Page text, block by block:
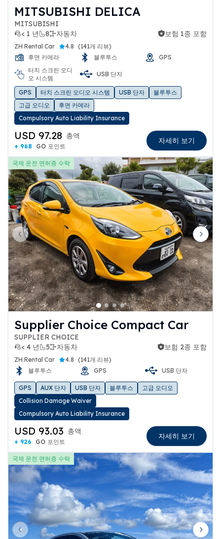
MITSUBISHI DELICA
MITSUBISHI
< 1 년
8 자동차
보험 1종 포함 보험 1종 포함
ZH Rental Car 4.8 (141개 리뷰)
후면 카메라
블루투스
GPS
터치 스크린 오디
오 시스템
USB 단자
GPS 터치 스크린 오디오 시스템 USB 단자
블루투스
고급 오디오
후면 카메라
Compulsory Auto Liability Insurance
USD 97.28 총액
+ 968 GO 포인트
자세히 보기
국제 운전 면허증 수락
Previous slide Next
Supplier Choice Compact Car
SUPPLIER CHOICE
< 4 년
5 자동차
보험 2종 포함 보험 2종 포함
ZH Rental Car 4.8 (141개 리뷰)
블루투스
GPS USB 단자
GPS AUX 단자 USB 단자 블루투스
고급 오디오
Collision Damage Waiver
Compulsory Auto Liability Insurance
USD 93.03 총액
+ 926 GO 포인트
자세히 보기
국제 운전 면허증 수락
Previous slide Next